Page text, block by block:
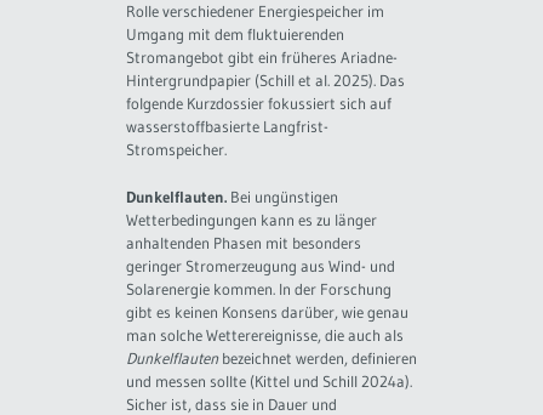
Rolle verschiedener Energiespeicher im
Umgang mit dem fluktuierenden
Stromangebot gibt ein früheres Ariadne-
Hintergrundpapier (Schill et al. 2025). Das
folgende Kurzdossier fokussiert sich auf
wasserstoffbasierte Langfrist-
Stromspeicher.
Dunkelflauten.Bei ungünstigen
Wetterbedingungen kann es zu länger
anhaltenden Phasen mit besonders
geringer Stromerzeugung aus Wind- und
Solarenergie kommen. In der Forschung
gibt es keinen Konsens darüber, wie genau
man solche Wetterereignisse, die auch als
Dunkelflautenbezeichnet werden, definieren
und messen sollte (Kittel und Schill 2024a).
Sicher ist, dass sie in Dauer und